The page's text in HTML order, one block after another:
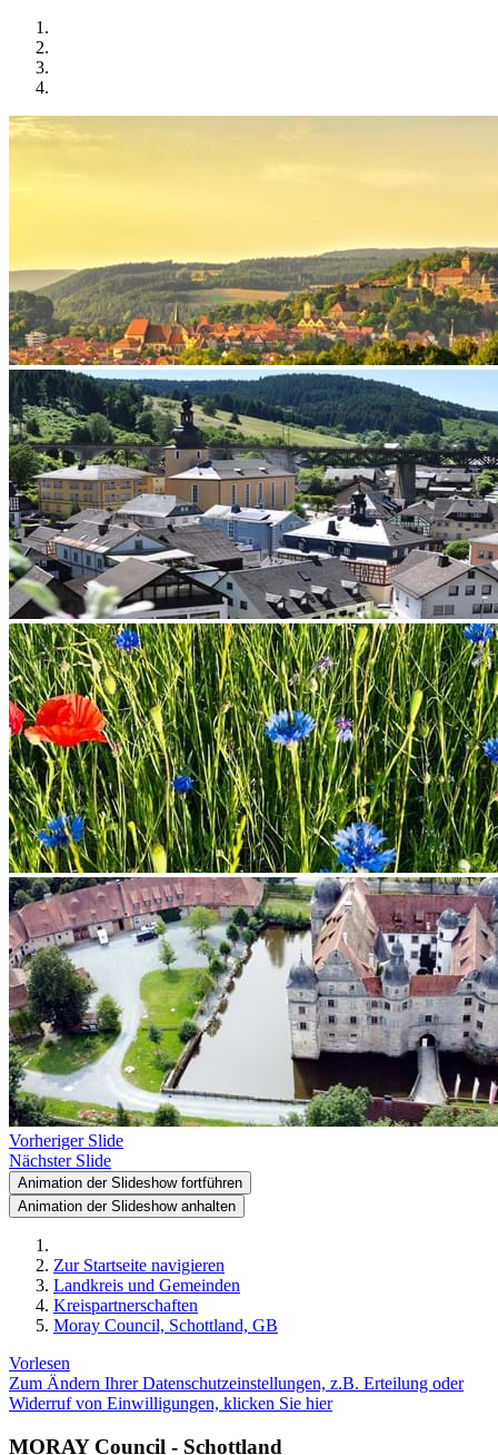
Vorheriger Slide
Nächster Slide
Animation der Slideshow fortführen
Animation der Slideshow anhalten
Zur Startseite navigieren
Landkreis und Gemeinden
Kreispartnerschaften
Moray Council, Schottland, GB
Vorlesen
Zum Ändern Ihrer Datenschutzeinstellungen, z.B. Erteilung oder
Widerruf von Einwilligungen, klicken Sie hier
MORAY Council - Schottland